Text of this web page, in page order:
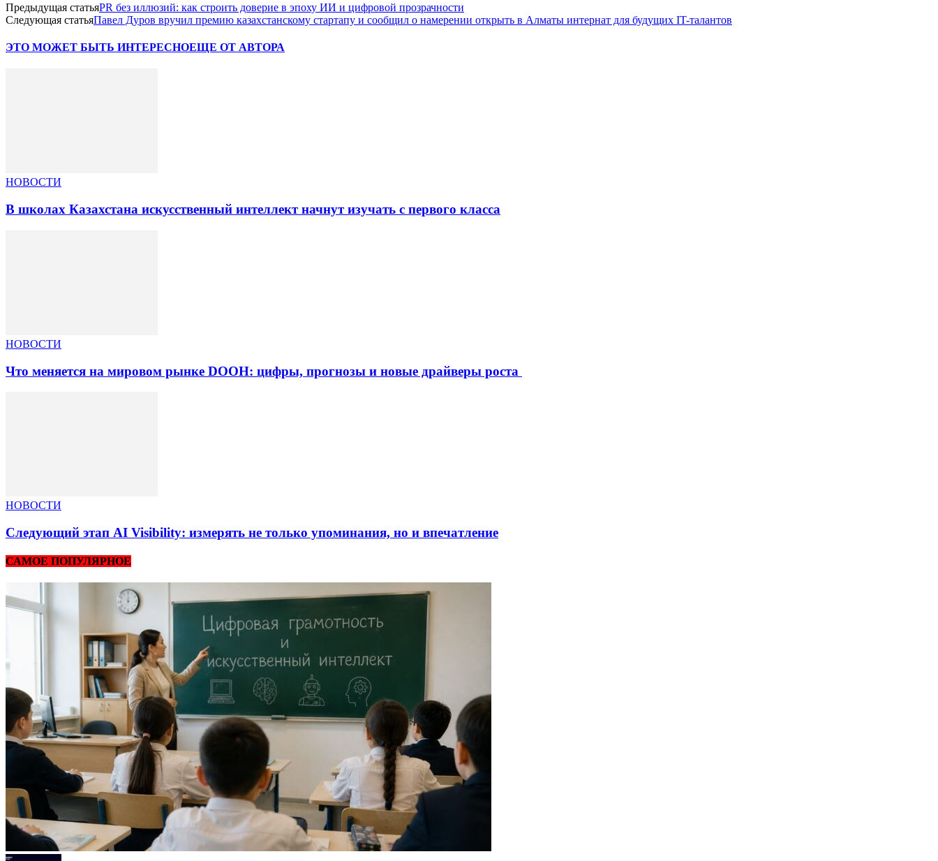
Предыдущая статьяPR без иллюзий: как строить доверие в эпоху ИИ и цифровой прозрачности
Следующая статьяПавел Дуров вручил премию казахстанскому стартапу и сообщил о намерении открыть в Алматы интернат для будущих IT-талантов
ЭТО МОЖЕТ БЫТЬ ИНТЕРЕСНОЕЩЕ ОТ АВТОРА
НОВОСТИ
В школах Казахстана искусственный интеллект начнут изучать с первого класса
НОВОСТИ
Что меняется на мировом рынке DOOH: цифры, прогнозы и новые драйверы роста
НОВОСТИ
Следующий этап AI Visibility: измерять не только упоминания, но и впечатление
САМОЕ ПОПУЛЯРНОЕ